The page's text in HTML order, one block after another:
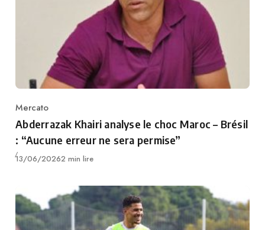
Category
Mercato
Abderrazak Khairi analyse le choc Maroc – Brésil
: “Aucune erreur ne sera permise”
Publié
13/06/20262 min lire